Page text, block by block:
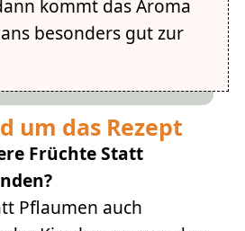
kommt das Aroma
besonders gut zur
um das Rezept
Früchte Statt
Pflaumen auch